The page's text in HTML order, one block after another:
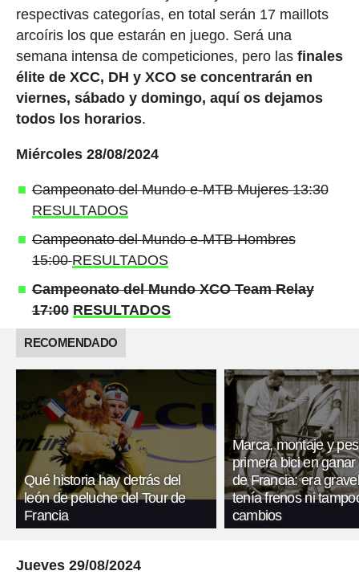
respectivas categorías, en total serán 17 maillots
arcoíris los que estarán en juego. Será una
semana intensa de competiciones, pero las finales
élite de XCC, DH y XCO se concentrarán en
viernes, sábado y domingo, aquí os dejamos
todos los horarios.
Miércoles 28/08/2024
Campeonato del Mundo e-MTB Mujeres 13:30
RESULTADOS
Campeonato del Mundo e-MTB Hombres
15:00RESULTADOS
Campeonato del Mundo XCO Team Relay
17:00 RESULTADOS
RECOMENDADO
Qué historia hay detrás del
león de peluche del Tour de
Francia
Marca, montaje y
primera bici en ganar
de Francia: era
tenía frenos ni
cambios
Jueves 29/08/2024